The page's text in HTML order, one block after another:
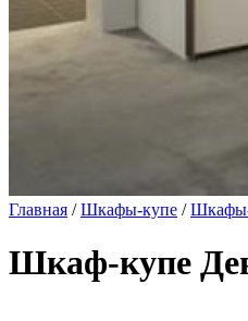
Главная /Шкафы-купе /Шкафы-
Шкаф-купе